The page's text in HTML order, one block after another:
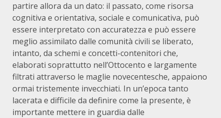
partire allora da un dato: il passato, come risorsa
cognitiva e orientativa, sociale e comunicativa, può
essere interpretato con accuratezza e può essere
meglio assimilato dalle comunità civili se liberato,
intanto, da schemi e concetti-contenitori che,
elaborati soprattutto nell’Ottocento e largamente
filtrati attraverso le maglie novecentesche, appaiono
ormai tristemente invecchiati. In un’epoca tanto
lacerata e difficile da definire come la presente, è
importante mettere in guardia dalle